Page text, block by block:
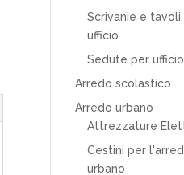
Scrivanie e tavoli
ufficio
Sedute per ufficio
Arredo scolastico
Arredo urbano
Attrezzature
Cestini per
urbano